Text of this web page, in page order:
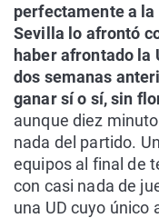
perfectamente a la
Sevilla lo afrontó
haber afrontado la
dos semanas
ganar sí o sí, sin
aunque diez
nada del partido.
equipos al final de
con casi nada de
una UD cuyo único